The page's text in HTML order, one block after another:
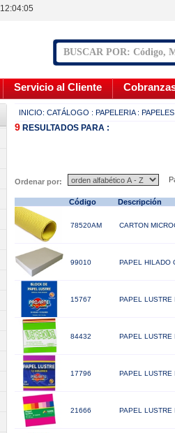
12:04:05
Servicio al Cliente
INICIO: CATÁLOGO : PAPELERIA :
9 RESULTADOS PARA :
Ordenar por:
Código Descripción
78520AM CARTON
99010 PAPEL HILADO
15767 PAPEL
84432 PAPEL LUSTRE
17796 PAPEL LUSTRE
21666 PAPEL LUSTRE